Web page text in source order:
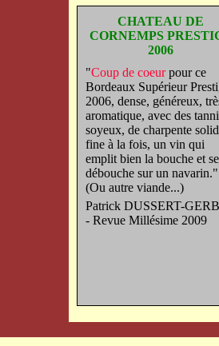
CHATEAU DE
CORNEMPS
2006
"Coup de coeurpour ce
Bordeaux Supérieur
2006, dense, généreux,
aromatique, avec des
soyeux, de charpente
fine à la fois, un vin qui
emplit bien la bouche et se
débouche sur un navarin."
(Ou autre viande...)
Patrick DUSSERT-
- Revue Millésime 2009